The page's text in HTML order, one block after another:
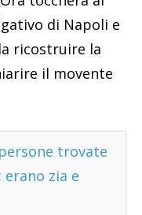
di Napoli e
ricostruire la
il movente
trovate
zia e